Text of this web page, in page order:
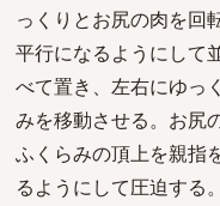
っくりとお尻の肉を回
平行になるようにして
べて置き、左右にゆっ
みを移動させる。お尻
ふくらみの頂上を親指
るようにして圧迫する。